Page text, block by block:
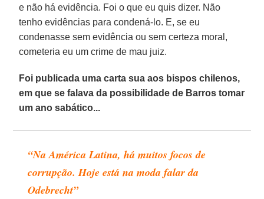
e não há evidência. Foi o que eu quis dizer. Não
tenho evidências para condená-lo. E, se eu
condenasse sem evidência ou sem certeza moral,
cometeria eu um crime de mau juiz.
Foi publicada uma carta sua aos bispos chilenos,
em que se falava da possibilidade de Barros tomar
um ano sabático...
“Na América Latina, há muitos focos de
corrupção. Hoje está na moda falar da
Odebrecht”